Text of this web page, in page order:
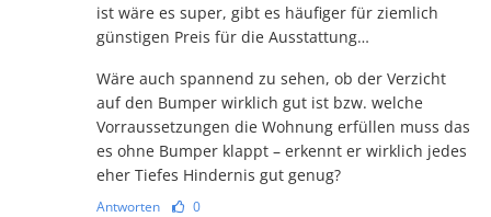
ist wäre es super, gibt es häufiger für ziemlich
günstigen Preis für die Ausstattung…
Wäre auch spannend zu sehen, ob der Verzicht
auf den Bumper wirklich gut ist bzw. welche
Vorraussetzungen die Wohnung erfüllen muss das
es ohne Bumper klappt – erkennt er wirklich jedes
eher Tiefes Hindernis gut genug?
Antworten 0